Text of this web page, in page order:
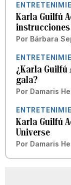
Karla Guilfú
instrucciones
Por Bárbara
¿Karla Guilfú
gala?
Por Damaris
Karla Guilfú
Universe
Por Damaris